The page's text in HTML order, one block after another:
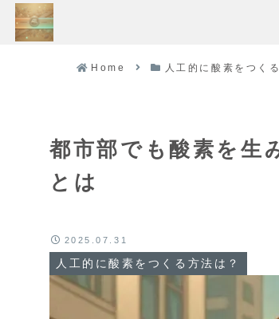
Home 人工的に酸素をつく
都市部でも酸素を生
とは
人工的に酸素をつくる方法は？
2025.07.31